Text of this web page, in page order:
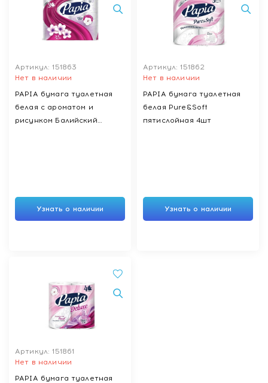
Артикул: 151863
Нет в наличии
PAPIA бумага туалетная
белая с ароматом и
рисунком Балийский
Узнать о наличии
Артикул: 151862
Нет в наличии
PAPIA бумага туалетная
белая Pure&Soft
пятислойная 4шт
Узнать о наличии
Артикул: 151861
Нет в наличии
PAPIA бумага туалетная